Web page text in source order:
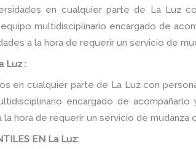
en cualquier parte de La Luz
multidisciplinario encargado de
a la hora de requerir un servicio de
Luz :
en cualquier parte de La Luz con
encargado de
hora de requerir un servicio de mudanza
EN La Luz: